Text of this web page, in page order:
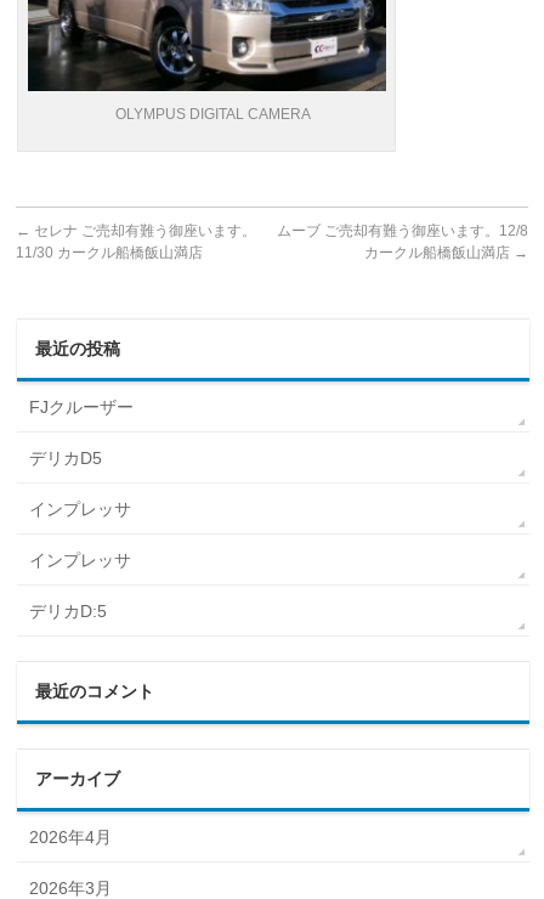
OLYMPUS DIGITAL CAMERA
← セレナ ご売却有難う御座います。
11/30 カークル船橋飯山満店
ムーブ ご売却有難う御座います。12/8
カークル船橋飯山満店 →
最近の投稿
FJクルーザー
デリカD5
インプレッサ
インプレッサ
デリカD:5
最近のコメント
アーカイブ
2026年4月
2026年3月